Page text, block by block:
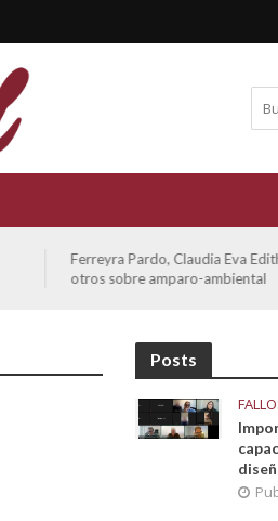
Ferreyra Pardo, Claudia Eva
otros sobre amparo-ambiental
Posts